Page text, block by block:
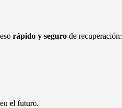
rápido y seguro de recuperación:
el futuro.